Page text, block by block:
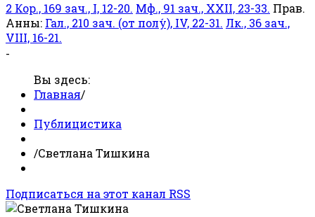
2 Кор., 169 зач., I, 12-20. Мф., 91 зач., XXII, 23-33. Прав.
Анны: Гал., 210 зач. (от полу́), IV, 22-31. Лк., 36 зач.,
VIII, 16-21.
-
Вы здесь:
Главная/
Публицистика
/Светлана Тишкина
Подписаться на этот канал RSS